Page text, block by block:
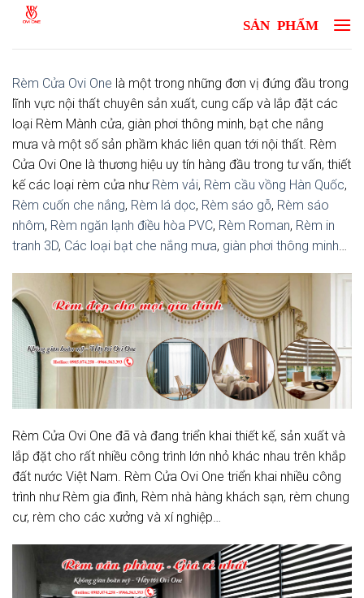
content
Rèm Cửa Ovi One là một trong những đơn vị đứng đầu trong
lĩnh vực nội thất chuyên sản xuất, cung cấp và lắp đặt các
loại Rèm Mành cửa, giàn phơi thông minh, bạt che nắng
mưa và một số sản phầm khác liên quan tới nội thất. Rèm
Cửa Ovi One là thương hiệu uy tín hàng đầu trong tư vấn, thiết
kế các loại rèm cửa như Rèm vải, Rèm cầu vồng Hàn Quốc,
Rèm cuốn che nắng, Rèm lá dọc, Rèm sáo gỗ, Rèm sáo
nhôm, Rèm ngăn lạnh điều hòa PVC, Rèm Roman, Rèm in
tranh 3D, Các loại bạt che nắng mưa, giàn phơi thông minh…
Rèm Cửa Ovi One đã và đang triển khai thiết kế, sản xuất và
lắp đặt cho rất nhiều công trình lớn nhỏ khác nhau trên khắp
đất nước Việt Nam. Rèm Cửa Ovi One triển khai nhiều công
trình như Rèm gia đình, Rèm nhà hàng khách sạn, rèm chung
cư, rèm cho các xưởng và xí nghiệp…